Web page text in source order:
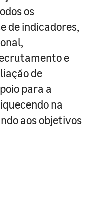
os
de indicadores,
e
de
para a
na
aos objetivos